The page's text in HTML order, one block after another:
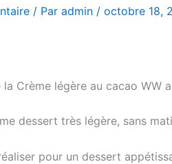
/ Par admin / octobre 18,
Crème légère au cacao WW a
dessert très légère, sans
pour un dessert